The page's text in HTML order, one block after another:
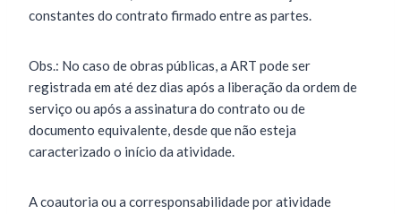
constantes do contrato firmado entre as partes.
Obs.: No caso de obras públicas, a ART pode ser
registrada em até dez dias após a liberação da ordem de
serviço ou após a assinatura do contrato ou de
documento equivalente, desde que não esteja
caracterizado o início da atividade.
A coautoria ou a corresponsabilidade por atividade